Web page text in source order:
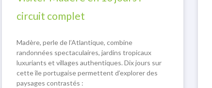
circuit complet
Madère, perle de l’Atlantique, combine
randonnées spectaculaires, jardins tropicaux
luxuriants et villages authentiques. Dix jours sur
cette île portugaise permettent d’explorer des
paysages contrastés :